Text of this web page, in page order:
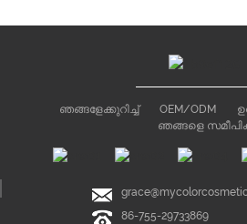
ഞങ്ങളേക്കുറിച്ച് OEM/ODM
ഞങ്ങളെ
86-755-29733869